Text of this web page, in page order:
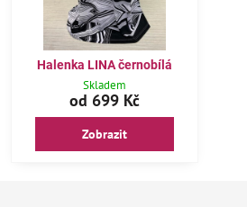
Halenka LINA černobílá
Skladem
od 699 Kč
Zobrazit